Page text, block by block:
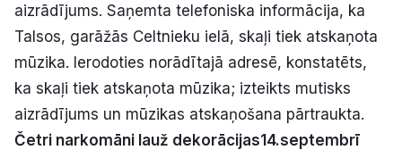
aizrādījums. Saņemta telefoniska informācija, ka
Talsos, garāžās Celtnieku ielā, skaļi tiek atskaņota
mūzika. Ierodoties norādītajā adresē, konstatēts,
ka skaļi tiek atskaņota mūzika; izteikts mutisks
aizrādījums un mūzikas atskaņošana pārtraukta.
Četri narkomāni lauž dekorācijas14.septembrī